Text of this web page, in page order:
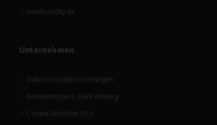
newfoodcity.de
Unternehmen
Datenschutzbestimmungen
Redaktionsbüro Derk Hoberg
Cookie-Richtlinie (EU)